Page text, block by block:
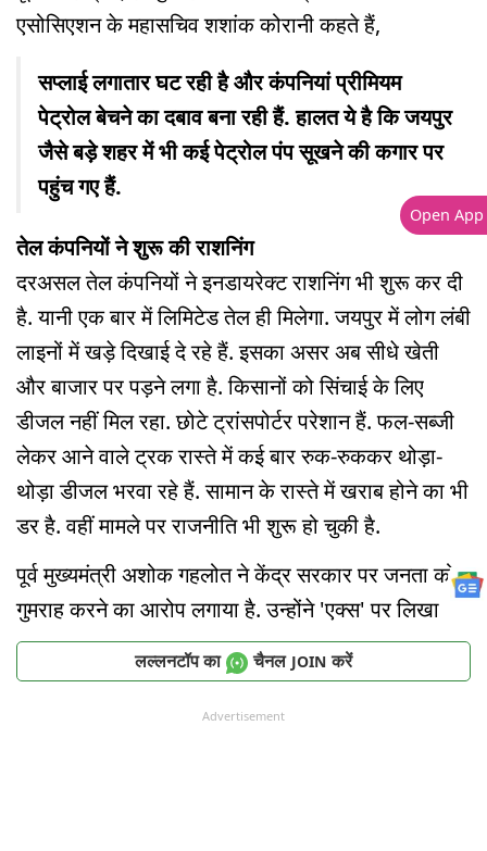
एसोसिएशन के महासचिव शशांक कोरानी कहते हैं,
सप्लाई लगातार घट रही है और कंपनियां प्रीमियम
पेट्रोल बेचने का दबाव बना रही हैं. हालत ये है कि जयपुर
जैसे बड़े शहर में भी कई पेट्रोल पंप सूखने की कगार पर
पहुंच गए हैं.
तेल कंपनियों ने शुरू की राशनिंग
दरअसल तेल कंपनियों ने इनडायरेक्ट राशनिंग भी शुरू कर दी
है. यानी एक बार में लिमिटेड तेल ही मिलेगा. जयपुर में लोग लंबी
लाइनों में खड़े दिखाई दे रहे हैं. इसका असर अब सीधे खेती
और बाजार पर पड़ने लगा है. किसानों को सिंचाई के लिए
डीजल नहीं मिल रहा. छोटे ट्रांसपोर्टर परेशान हैं. फल-सब्जी
लेकर आने वाले ट्रक रास्ते में कई बार रुक-रुककर थोड़ा-
थोड़ा डीजल भरवा रहे हैं. सामान के रास्ते में खराब होने का भी
डर है. वहीं मामले पर राजनीति भी शुरू हो चुकी है.
पूर्व मुख्यमंत्री अशोक गहलोत ने केंद्र सरकार पर जनता को
गुमराह करने का आरोप लगाया है. उन्होंने 'एक्स' पर लिखा
लल्लनटॉप का चैनल JOIN करें
Advertisement
Open App